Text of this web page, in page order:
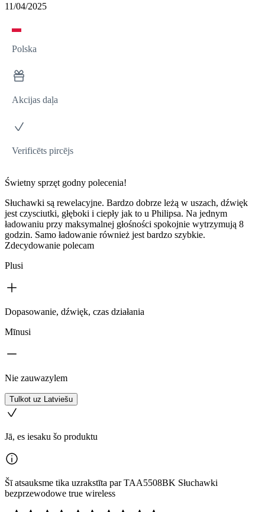
11/04/2025
Polska
Akcijas daļa
Verificēts pircējs
Świetny sprzęt godny polecenia!
Słuchawki są rewelacyjne. Bardzo dobrze leżą w uszach, dźwięk
jest czysciutki, głęboki i ciepły jak to u Philipsa. Na jednym
ładowaniu przy maksymalnej głośności spokojnie wytrzymują 8
godzin. Samo ładowanie również jest bardzo szybkie.
Zdecydowanie polecam
Plusi
Dopasowanie, dźwięk, czas działania
Mīnusi
Nie zauwazylem
Tulkot uz Latviešu
Jā, es iesaku šo produktu
Šī atsauksme tika uzrakstīta par TAA5508BK Słuchawki
bezprzewodowe true wireless